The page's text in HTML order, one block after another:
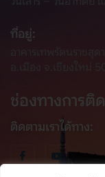
ที่อยู่:
อาคารเทพรัตนราชสุ
ช่องทางการติ
ติดตามเราได้ทาง: